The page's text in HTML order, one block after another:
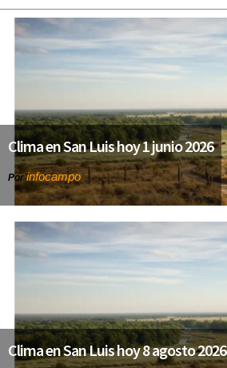
Clima en San Luis hoy 1 junio 2026
Porinfocampo
Clima en San Luis hoy 8 agosto 2026